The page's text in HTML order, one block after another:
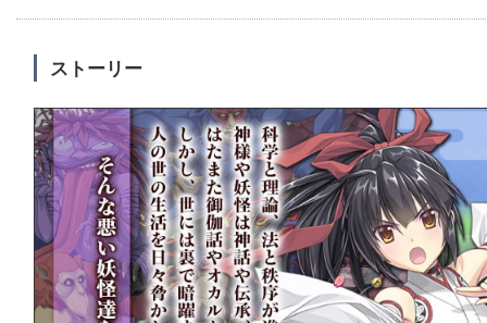
ストーリー